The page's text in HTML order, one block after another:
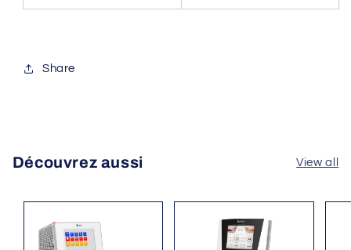
Share
Découvrez aussi View all